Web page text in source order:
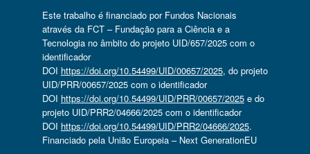
Este trabalho é financiado por Fundos Nacionais
através da FCT – Fundação para a Ciência e a
Tecnologia no âmbito do projeto UID/657/2025 com o
identificador
DOI https://doi.org/10.54499/UID/00657/2025, do projeto
UID/PRR/00657/2025 com o identificador
DOI https://doi.org/10.54499/UID/PRR/00657/2025e do
projeto UID/PRR2/04666/2025 com o identificador
DOI https://doi.org/10.54499/UID/PRR2/04666/2025.
Financiado pela União Europeia – Next GenerationEU